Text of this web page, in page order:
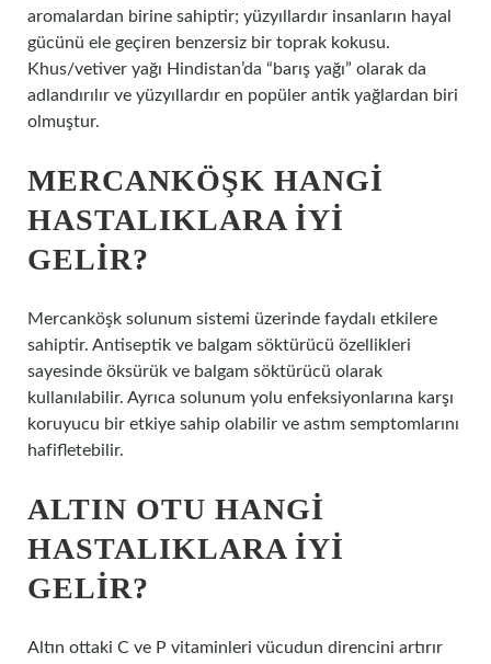
aromalardan birine sahiptir; yüzyıllardır insanların hayal
gücünü ele geçiren benzersiz bir toprak kokusu.
Khus/vetiver yağı Hindistan’da “barış yağı” olarak da
adlandırılır ve yüzyıllardır en popüler antik yağlardan biri
olmuştur.
MERCANKÖŞK HANGI
HASTALIKLARA IYI
GELIR?
Mercanköşk solunum sistemi üzerinde faydalı etkilere
sahiptir. Antiseptik ve balgam söktürücü özellikleri
sayesinde öksürük ve balgam söktürücü olarak
kullanılabilir. Ayrıca solunum yolu enfeksiyonlarına karşı
koruyucu bir etkiye sahip olabilir ve astım semptomlarını
hafifletebilir.
ALTIN OTU HANGI
HASTALIKLARA IYI
GELIR?
Altın ottaki C ve P vitaminleri vücudun direncini artırır